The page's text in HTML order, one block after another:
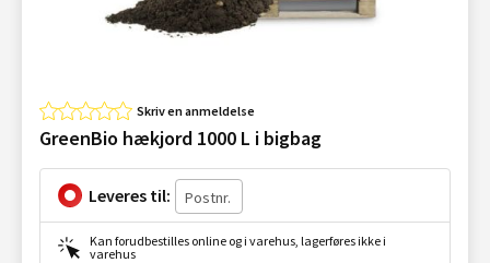
Skriv en anmeldelse
GreenBio hækjord 1000 L i bigbag
Leveres til:
Kan forudbestilles online og i varehus, lagerføres ikke i
varehus